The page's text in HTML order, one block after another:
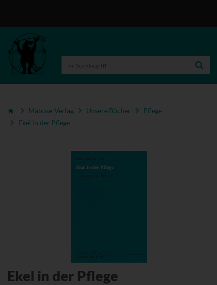
Mabuse-Verlag Unsere Bücher
Pflege
Ekel in der Pflege
Ekel in der Pflege